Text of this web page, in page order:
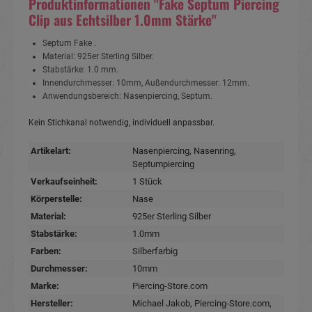
Clip aus Echtsilber 1.0mm Stärke"
Septum Fake .
Material: 925er Sterling Silber.
Stabstärke: 1.0 mm.
Innendurchmesser: 10mm, Außendurchmesser: 12mm.
Anwendungsbereich: Nasenpiercing, Septum.
Kein Stichkanal notwendig, individuell anpassbar.
Artikelart: Nasenpiercing, Nasenring,
Septumpiercing
Verkaufseinheit:
1 Stück
Körperstelle:
Nase
Material:
925er Sterling Silber
Stabstärke:
1.0mm
Farben:
Silberfarbig
Durchmesser:
10mm
Marke:
Piercing-Store.com
Hersteller:
Michael Jakob, Piercing-Store.com,